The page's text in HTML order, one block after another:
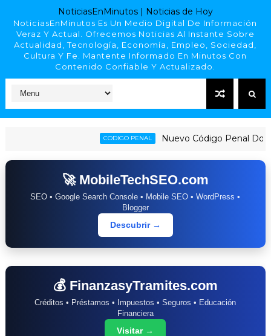
NoticiasEnMinutos | Noticias de Hoy
NoticiasEnMinutos Es Un Medio Digital De Información
Veraz Y Actual. Ofrecemos Noticias Al Instante Sobre
Actualidad, Tecnología, Economía, Empleo, Sociedad,
Cultura Y Fe. Mantente Informado En Minutos Con
Contenido Confiable Y Actualizado.
CODIGO PENAL Nuevo Código Penal
🚀 MobileTechSEO.com
SEO • Google Search Console • Mobile SEO • WordPress •
Blogger
Descubrir →
💰 FinanzasyTramites.com
Créditos • Préstamos • Impuestos • Seguros • Educación
Financiera
Visitar →